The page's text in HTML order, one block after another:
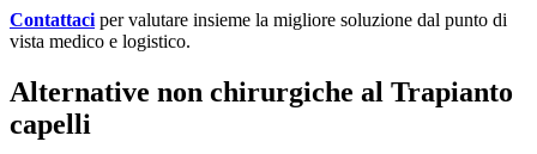
Contattaci per valutare insieme la migliore soluzione dal punto di
vista medico e logistico.
Alternative non chirurgiche al Trapianto
capelli